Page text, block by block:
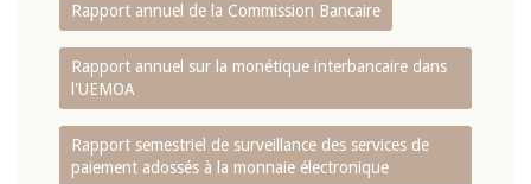
Rapport annuel de la Commission Bancaire
Rapport annuel sur la monétique interbancaire dans
l'UEMOA
Rapport semestriel de surveillance des services de
paiement adossés à la monnaie électronique